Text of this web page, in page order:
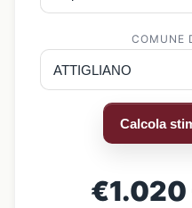
COMUNE
Calcola
€1.020